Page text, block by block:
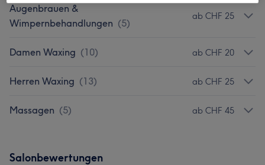
Augenbrauen &
Wimpernbehandlungen (5)
ab CHF 25
Damen Waxing (10) ab CHF 20
Herren Waxing (13) ab CHF 25
Massagen (5) ab CHF 45
Salonbewertungen